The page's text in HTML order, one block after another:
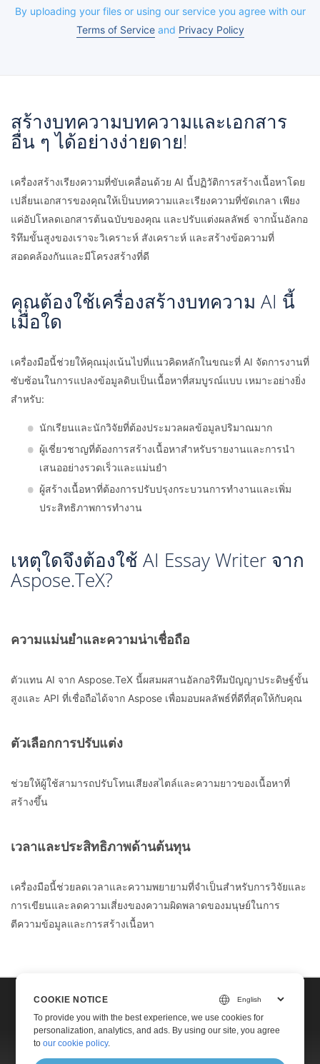
By uploading your files or using our service you agree with our
Terms of Serviceand Privacy Policy
สร้างบทความบทความและเอกสาร
อื่น ๆ ได้อย่างง่ายดาย!
เครื่องสร้างเรียงความที่ขับเคลื่อนด้วย AI นี้ปฏิวัติการสร้างเนื้อหาโดย
เปลี่ยนเอกสารของคุณให้เป็นบทความและเรียงความที่ขัดเกลา เพียง
แค่อัปโหลดเอกสารต้นฉบับของคุณ และปรับแต่งผลลัพธ์ จากนั้นอัลกอ
ริทึมขั้นสูงของเราจะวิเคราะห์ สังเคราะห์ และสร้างข้อความที่
สอดคล้องกันและมีโครงสร้างที่ดี
คุณต้องใช้เครื่องสร้างบทความ AI นี้
เมื่อใด
เครื่องมือนี้ช่วยให้คุณมุ่งเน้นไปที่แนวคิดหลักในขณะที่ AI จัดการงานที่
ซับซ้อนในการแปลงข้อมูลดิบเป็นเนื้อหาที่สมบูรณ์แบบ เหมาะอย่างยิ่ง
สำหรับ:
นักเรียนและนักวิจัยที่ต้องประมวลผลข้อมูลปริมาณมาก
ผู้เชี่ยวชาญที่ต้องการสร้างเนื้อหาสำหรับรายงานและการนำ
เสนออย่างรวดเร็วและแม่นยำ
ผู้สร้างเนื้อหาที่ต้องการปรับปรุงกระบวนการทำงานและเพิ่ม
ประสิทธิภาพการทำงาน
เหตุใดจึงต้องใช้ AI Essay Writer จาก
Aspose.TeX?
ความแม่นยำและความน่าเชื่อถือ
ตัวแทน AI จาก Aspose.TeX นี้ผสมผสานอัลกอริทึมปัญญาประดิษฐ์ขั้น
สูงและ API ที่เชื่อถือได้จาก Aspose เพื่อมอบผลลัพธ์ที่ดีที่สุดให้กับคุณ
ตัวเลือกการปรับแต่ง
ช่วยให้ผู้ใช้สามารถปรับโทนเสียงสไตล์และความยาวของเนื้อหาที่
สร้างขึ้น
เวลาและประสิทธิภาพด้านต้นทุน
เครื่องมือนี้ช่วยลดเวลาและความพยายามที่จำเป็นสำหรับการวิจัยและ
การเขียนและลดความเสี่ยงของความผิดพลาดของมนุษย์ในการ
ตีความข้อมูลและการสร้างเนื้อหา
Contact
COOKIE NOTICE
To provide you with the best experience, we use cookies for
personalization, analytics, and ads. By using our site, you agree
toour cookie policy.